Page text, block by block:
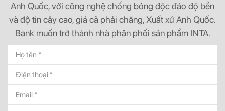
Anh Quốc, với công nghệ chống bỏng độc đáo độ bền
và độ tin cậy cao, giá cả phải chăng, Xuất xứ Anh Quốc.
Bank muốn trở thành nhà phân phối sản phẩm INTA.